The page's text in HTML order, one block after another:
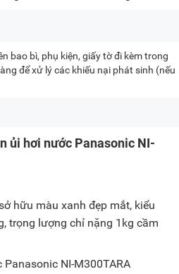
bao bì, phụ kiện, giấy tờ đi kèm trong
để xử lý các khiếu nại phát sinh (nếu
ủi hơi nước Panasonic NI-
hữu màu xanh đẹp mắt, kiểu
trọng lượng chỉ nặng 1kg cầm